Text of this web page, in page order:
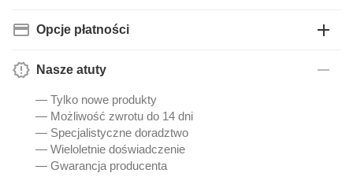
Opcje płatności
Nasze atuty
— Tylko nowe produkty
— Możliwość zwrotu do 14 dni
— Specjalistyczne doradztwo
— Wieloletnie doświadczenie
— Gwarancja producenta